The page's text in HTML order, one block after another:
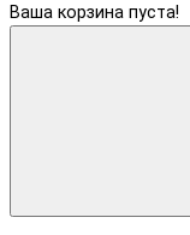
Ваша корзина пуста!